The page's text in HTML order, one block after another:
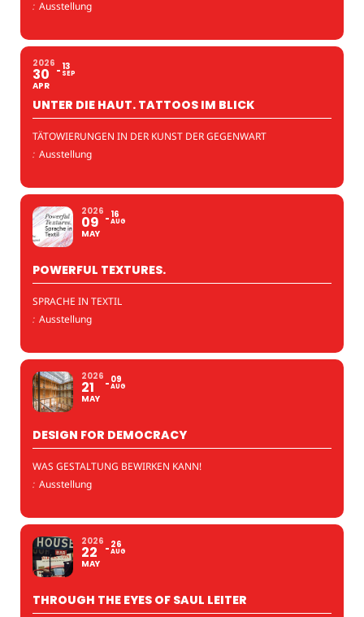
: Ausstellung
2026
30
APR
13
SEP
UNTER DIE HAUT. TATTOOS IM BLICK
TÄTOWIERUNGEN IN DER KUNST DER GEGENWART
: Ausstellung
2026
09
MAY
16
AUG
POWERFUL TEXTURES.
SPRACHE IN TEXTIL
: Ausstellung
2026
21
MAY
09
AUG
DESIGN FOR DEMOCRACY
WAS GESTALTUNG BEWIRKEN KANN!
: Ausstellung
2026
22
MAY
26
AUG
THROUGH THE EYES OF SAUL LEITER